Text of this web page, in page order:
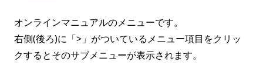
オンラインマニュアルのメニューです。
右側(後ろ)に「>」がついているメニュー項目をクリッ
クするとそのサブメニューが表示されます。